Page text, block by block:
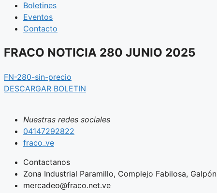
Boletines
Eventos
Contacto
FRACO NOTICIA 280 JUNIO 2025
FN-280-sin-precio
DESCARGAR BOLETIN
Nuestras redes sociales
04147292822
fraco_ve
Contactanos
Zona Industrial Paramillo, Complejo Fabilosa,
mercadeo@fraco.net.ve